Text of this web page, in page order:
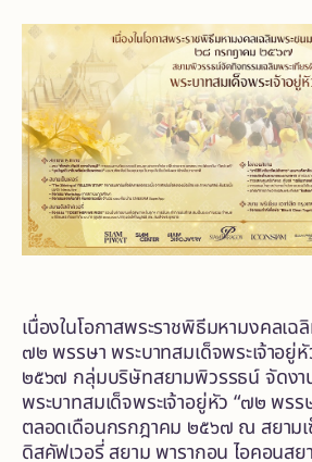
เนื่องในโอกาสพระราชพิธีมหามงคลเ
๗๒ พรรษา พระบาทสมเด็จพระเจ้าอยู่
๒๕๖๗ กลุ่มบริษัทสยามพิวรรธน์ จัดงา
พระบาทสมเด็จพระเจ้าอยู่หัว “๗๒ พรร
ตลอดเดือนกรกฎาคม ๒๕๖๗ ณ สยามเ
ดิสคัฟเวอรี่ สยาม พารากอน ไอคอนสย